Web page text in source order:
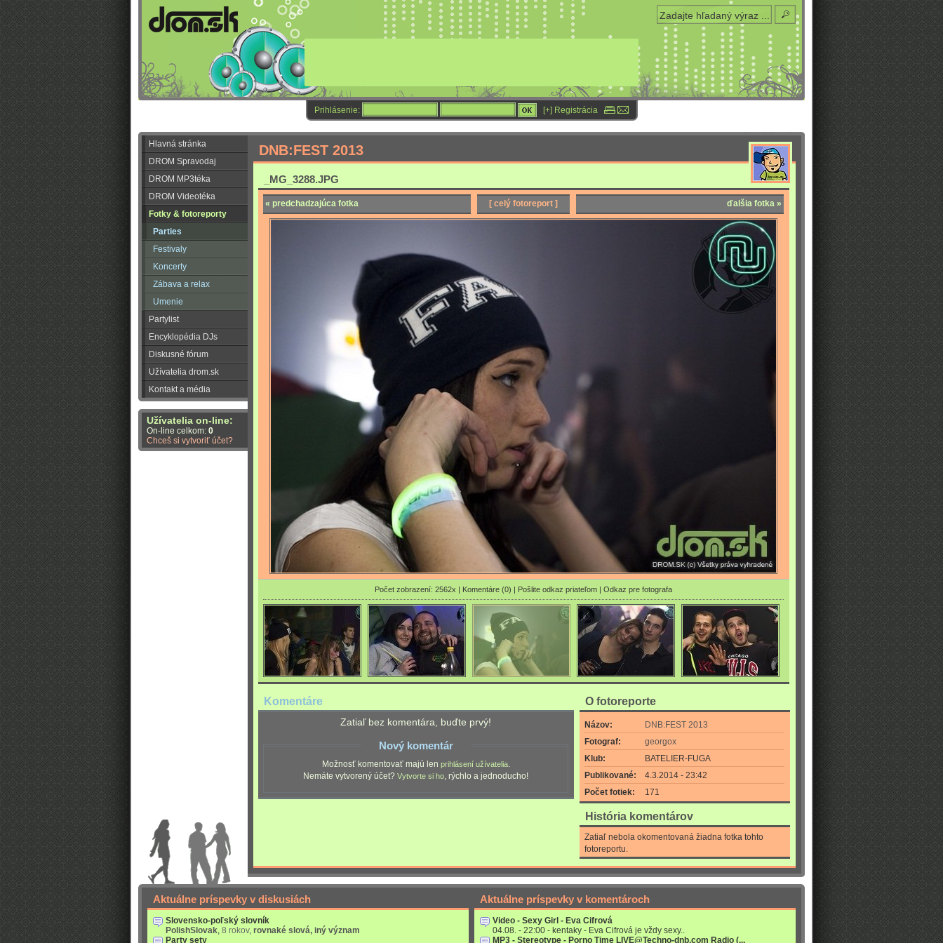
Prihlásenie: [+] Registrácia
Hlavná stránka
DROM Spravodaj
DROM MP3téka
DROM Videotéka
Fotky & fotoreporty
Parties
Festivaly
Koncerty
Zábava a relax
Umenie
Partylist
Encyklopédia DJs
Diskusné fórum
Užívatelia drom.sk
Kontakt a média
Užívatelia on-line:
On-line celkom: 0
Chceš si vytvoriť účet?
DNB:FEST 2013
_MG_3288.JPG
« predchadzajúca fotka [ celý fotoreport ] ďalšia fotka »
Počet zobrazení: 2562x | Komentáre (0) | Pošlite odkaz priateľom | Odkaz pre fotografa
Komentáre
Zatiaľ bez komentára, buďte prvý!
Nový komentár
Možnosť komentovať majú len prihlásení užívatelia.
Nemáte vytvorený účet? Vytvorte si ho , rýchlo a jednoducho!
O fotoreporte
Názov:
DNB:FEST 2013
Fotograf:
georgox
Klub:
BATELIER-FUGA
Publikované:
4.3.2014 - 23:42
Počet fotiek:
171
História komentárov
Zatiaľ nebola okomentovaná žiadna fotka tohto
fotoreportu.
Aktuálne príspevky v diskusiách
Slovensko-poľský slovník
PolishSlovak, 8 rokov, rovnaké slová, iný význam
Party sety
Aktuálne príspevky v komentároch
Video - Sexy Girl - Eva Cifrová
04.08. - 22:00 - kentaky - Eva Cifrová je vždy sexy..
MP3 - Stereotype - Porno Time LIVE@Techno-dnb.com Radio (...